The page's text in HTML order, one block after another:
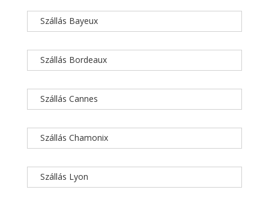
Szállás Bayeux
Szállás Bordeaux
Szállás Cannes
Szállás Chamonix
Szállás Lyon